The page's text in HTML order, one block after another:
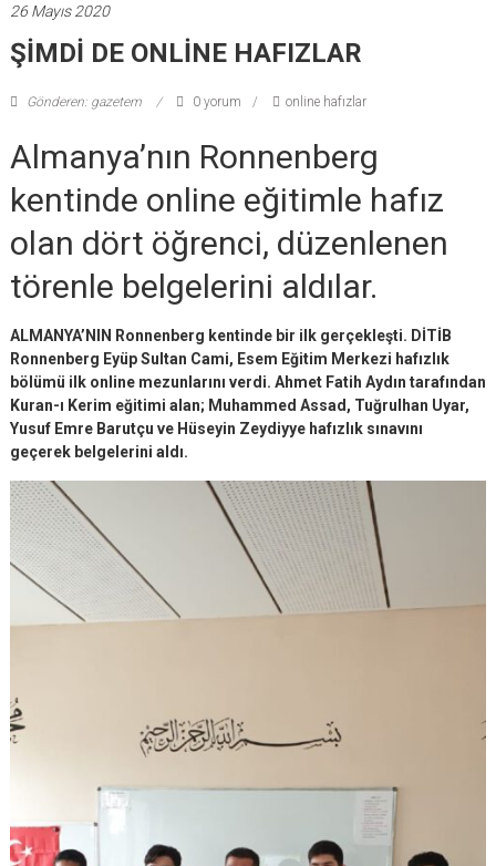
26 Mayıs 2020
ŞİMDİ DE ONLİNE HAFIZLAR
Gönderen: gazetem 0 yorum online hafızlar
Almanya’nın Ronnenberg
kentinde online eğitimle hafız
olan dört öğrenci, düzenlenen
törenle belgelerini aldılar.
ALMANYA’NIN Ronnenberg kentinde bir ilk gerçekleşti. DİTİB
Ronnenberg Eyüp Sultan Cami, Esem Eğitim Merkezi hafızlık
bölümü ilk online mezunlarını verdi. Ahmet Fatih Aydın tarafından
Kuran-ı Kerim eğitimi alan; Muhammed Assad, Tuğrulhan Uyar,
Yusuf Emre Barutçu ve Hüseyin Zeydiyye hafızlık sınavını
geçerek belgelerini aldı.